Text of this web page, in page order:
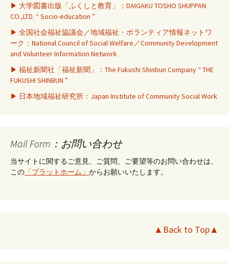
▶ 大学図書出版「ふくしと教育」：DAIGAKU TOSHO SHUPPAN
CO.,LTD. “ Socio-education ”
▶ 全国社会福祉協議会／地域福祉・ボランティア情報ネットワ
ーク：National Council of Social Welfare／Community Development
and Volunteer Information Network
▶ 福祉新聞社「福祉新聞」：The Fukushi Shinbun Company “ THE
FUKUSHI SHINBUN ”
▶ 日本地域福祉研究所：Japan Institute of Community Social Work
Mail Form：お問い合わせ
当サイトに関するご意見、ご質問、ご要望等のお問い合わせは、
この 「プラットホーム」 からお願いいたします。
▲Back to Top▲